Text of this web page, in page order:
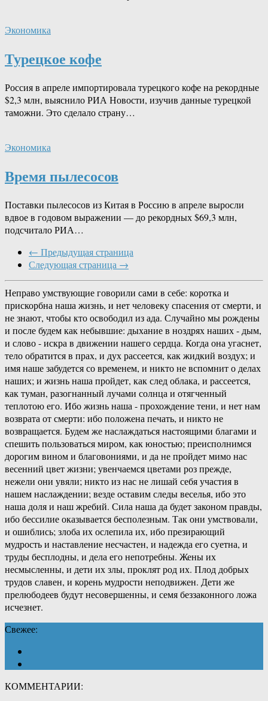
Экономика
Турецкое кофе
Россия в апреле импортировала турецкого кофе на рекордные
$2,3 млн, выяснило РИА Новости, изучив данные турецкой
таможни. Это сделало страну…
Экономика
Время пылесосов
Поставки пылесосов из Китая в Россию в апреле выросли
вдвое в годовом выражении — до рекордных $69,3 млн,
подсчитало РИА…
← Предыдущая страница
Следующая страница →
Неправо умствующие говорили сами в себе: коротка и
прискорбна наша жизнь, и нет человеку спасения от смерти, и
не знают, чтобы кто освободил из ада. Случайно мы рождены
и после будем как небывшие: дыхание в ноздрях наших - дым,
и слово - искра в движении нашего сердца. Когда она угаснет,
тело обратится в прах, и дух рассеется, как жидкий воздух; и
имя наше забудется со временем, и никто не вспомнит о делах
наших; и жизнь наша пройдет, как след облака, и рассеется,
как туман, разогнанный лучами солнца и отягченный
теплотою его. Ибо жизнь наша - прохождение тени, и нет нам
возврата от смерти: ибо положена печать, и никто не
возвращается. Будем же наслаждаться настоящими благами и
спешить пользоваться миром, как юностью; преисполнимся
дорогим вином и благовониями, и да не пройдет мимо нас
весенний цвет жизни; увенчаемся цветами роз прежде,
нежели они увяли; никто из нас не лишай себя участия в
нашем наслаждении; везде оставим следы веселья, ибо это
наша доля и наш жребий. Сила наша да будет законом правды,
ибо бессилие оказывается бесполезным. Так они умствовали,
и ошиблись; злоба их ослепила их, ибо презирающий
мудрость и наставление несчастен, и надежда его суетна, и
труды бесплодны, и дела его непотребны. Жены их
несмысленны, и дети их злы, проклят род их. Плод добрых
трудов славен, и корень мудрости неподвижен. Дети же
прелюбодеев будут несовершенны, и семя беззаконного ложа
исчезнет.
Свежее:
КОММЕНТАРИИ: